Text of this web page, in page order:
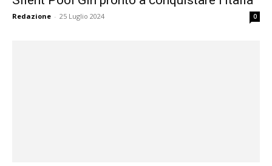
Redazione - 25 Luglio 2024 0